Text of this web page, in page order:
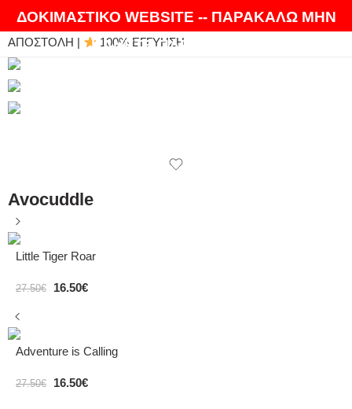
ΔΟΚΙΜΑΣΤΙΚΟ WEBSITE -- ΠΑΡΑΚΑΛΩ ΜΗΝ
ΚΑΝΕΤΕ ΠΑΡΑΓΓΕΛΙΕΣ
ΘΑ ΛΑΤΡΕΨΕΤΕ ΤΑ ΠΡΟΪΟΝΤΑ ΜΑΣ | EXPRESS
ΑΠΟΣΤΟΛΗ | 100% ΕΓΓΥΗΣΗ
Avocuddle
Little Tiger Roar
27.50€ 16.50€
Adventure is Calling
27.50€ 16.50€